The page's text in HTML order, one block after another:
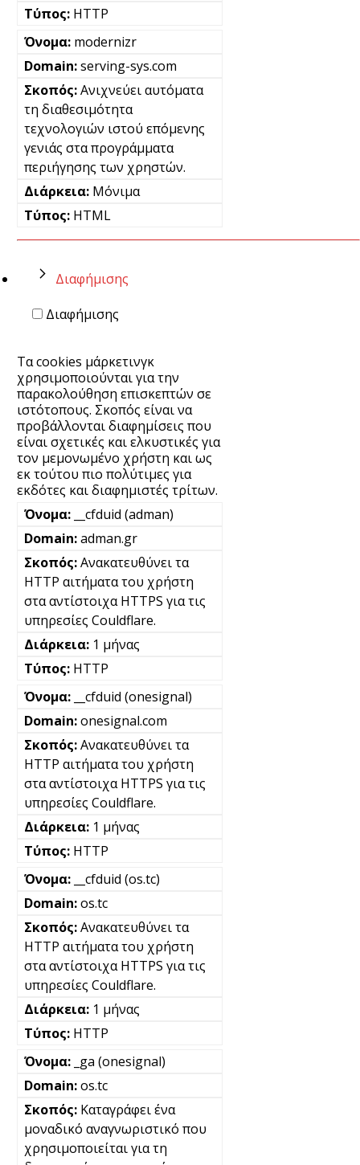
HTTP
modernizr
serving-sys.com
Ανιχνεύει αυτόματα
τη διαθεσιμότητα
τεχνολογιών ιστού επόμενης
γενιάς στα προγράμματα
περιήγησης των χρηστών.
Μόνιμα
HTML
Διαφήμισης
Διαφήμισης
Τα cookies μάρκετινγκ
χρησιμοποιούνται για την
παρακολούθηση επισκεπτών σε
ιστότοπους. Σκοπός είναι να
προβάλλονται διαφημίσεις που
είναι σχετικές και ελκυστικές για
τον μεμονωμένο χρήστη και ως
εκ τούτου πιο πολύτιμες για
εκδότες και διαφημιστές τρίτων.
__cfduid (adman)
adman.gr
Ανακατευθύνει τα
HTTP αιτήματα του χρήστη
στα αντίστοιχα HTTPS για τις
υπηρεσίες Couldflare.
1 μήνας
HTTP
__cfduid (onesignal)
onesignal.com
Ανακατευθύνει τα
HTTP αιτήματα του χρήστη
στα αντίστοιχα HTTPS για τις
υπηρεσίες Couldflare.
1 μήνας
HTTP
__cfduid (os.tc)
os.tc
Ανακατευθύνει τα
HTTP αιτήματα του χρήστη
στα αντίστοιχα HTTPS για τις
υπηρεσίες Couldflare.
1 μήνας
HTTP
_ga (onesignal)
os.tc
Καταγράφει ένα
μοναδικό αναγνωριστικό που
χρησιμοποιείται για τη